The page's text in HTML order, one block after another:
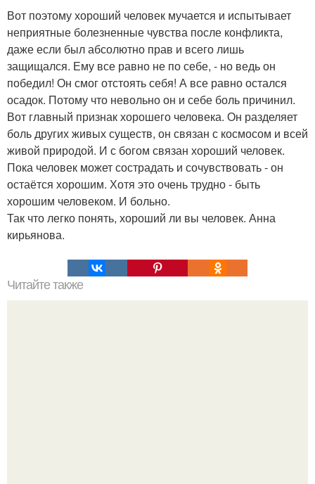
Вот поэтому хороший человек мучается и испытывает
неприятные болезненные чувства после конфликта,
даже если был абсолютно прав и всего лишь
защищался. Ему все равно не по себе, - но ведь он
победил! Он смог отстоять себя! А все равно остался
осадок. Потому что невольно он и себе боль причинил.
Вот главный признак хорошего человека. Он разделяет
боль других живых существ, он связан с космосом и всей
живой природой. И с богом связан хороший человек.
Пока человек может сострадать и сочувствовать - он
остаётся хорошим. Хотя это очень трудно - быть
хорошим человеком. И больно.
Так что легко понять, хороший ли вы человек. Анна
кирьянова.
Читайте также